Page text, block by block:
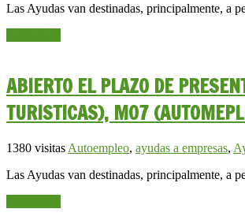
Las Ayudas van destinadas, principalmente, a
ABIERTO EL PLAZO DE
TURISTICAS), M07
1380 visitasAutoempleo, ayudas a empresas,
Las Ayudas van destinadas, principalmente, a